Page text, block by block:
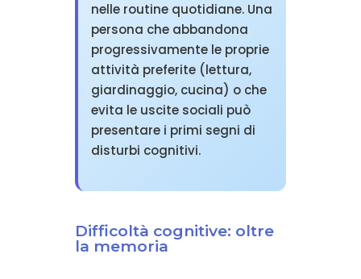
nelle routine quotidiane. Una
persona che abbandona
progressivamente le proprie
attività preferite (lettura,
giardinaggio, cucina) o che
evita le uscite sociali può
presentare i primi segni di
disturbi cognitivi.
Difficoltà cognitive: oltre
la memoria